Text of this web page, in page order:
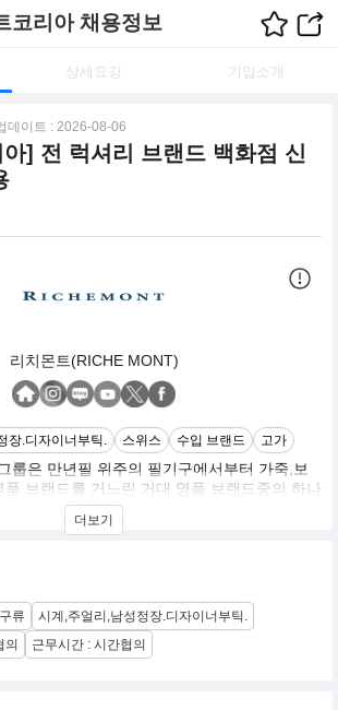
코리아 채용정보
상세요강 기업소개
데이트 : 2026-08-06
] 전 럭셔리 브랜드 백화점 신
리치몬트(RICHE MONT)
장.디자이너부틱. 스위스 수입 브랜드 고가
룹은 만년필 위주의 필기구에서부터 가죽,보
브랜드를 거느린 거대 명품 브랜드중의 하나
만년필 브랜드였던 몽&#48673;랑을 포함하여
힐, 바쉐론 콘스탄틴, 끌로에, 등 20여개에 달하
를 설립하여 전문 디자인 양성에도 앞장서고
공적격 마케팅과 거대 자본력을 지닌 리치몬
트 사장은 “모름지기 명품이란 신화를 만들어
기능 이상의 무엇을 내뿜어 낼 수 있어야 하고
야 한다.” 고 말하였다. 그의 말에서 명품이 고
더보기
류
시계,주얼리,남성정장.디자이너부틱.
의
근무시간 : 시간협의